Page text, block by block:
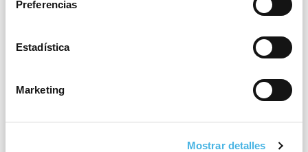
Preferencias
Estadística
Marketing
Mostrar detalles
Estos son los ganadores del
l’Esport 2026
LEER MÁS >>